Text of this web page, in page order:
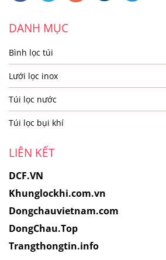
DANH MỤC
Bình lọc túi
Lưới lọc inox
Túi lọc nước
Túi lọc bụi khí
LIÊN KẾT
DCF.VN
Khunglockhi.com.vn
Dongchauvietnam.com
DongChau.Top
Trangthongtin.info